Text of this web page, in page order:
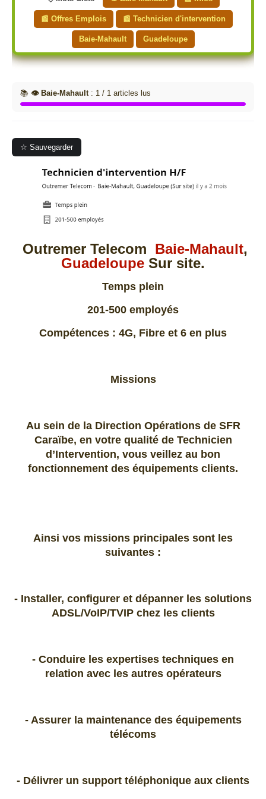
📰 Offres Emplois 📰 Technicien d'intervention
Baie-Mahault Guadeloupe
📚 👁️ Baie-Mahault : 1 / 1 articles lus
☆ Sauvegarder
Outremer Telecom Baie-Mahault,
Guadeloupe Sur site.
Temps plein
201-500 employés
Compétences : 4G, Fibre et 6 en plus
Missions
Au sein de la Direction Opérations de SFR
Caraïbe, en votre qualité de Technicien
d’Intervention, vous veillez au bon
fonctionnement des équipements clients.
Ainsi vos missions principales sont les
suivantes :
- Installer, configurer et dépanner les solutions
ADSL/VoIP/TVIP chez les clients
- Conduire les expertises techniques en
relation avec les autres opérateurs
- Assurer la maintenance des équipements
télécoms
- Délivrer un support téléphonique aux clients